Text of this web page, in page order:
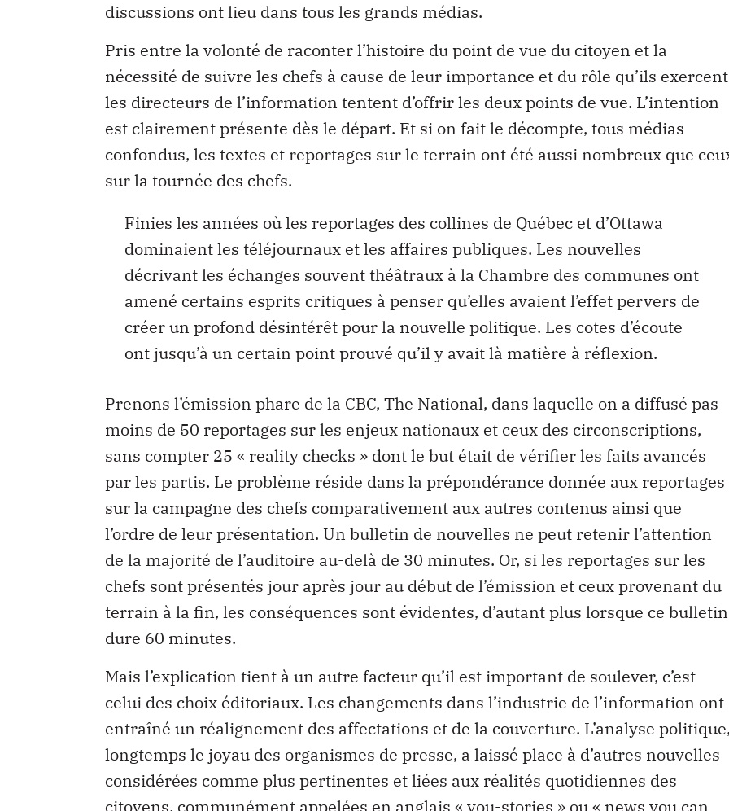
discussions ont lieu dans tous les grands médias.
Pris entre la volonté de raconter l’histoire du point de vue du citoyen et la
nécessité de suivre les chefs à cause de leur importance et du rôle qu’ils
les directeurs de l’information tentent d’offrir les deux points de vue. L’intention
est clairement présente dès le départ. Et si on fait le décompte, tous médias
confondus, les textes et reportages sur le terrain ont été aussi nombreux que
sur la tournée des chefs.
Finies les années où les reportages des collines de Québec et d’Ottawa
dominaient les téléjournaux et les affaires publiques. Les nouvelles
décrivant les échanges souvent théâtraux à la Chambre des communes ont
amené certains esprits critiques à penser qu’elles avaient l’effet pervers de
créer un profond désintérêt pour la nouvelle politique. Les cotes d’écoute
ont jusqu’à un certain point prouvé qu’il y avait là matière à réflexion.
Prenons l’émission phare de la CBC, The National, dans laquelle on a diffusé pas
moins de 50 reportages sur les enjeux nationaux et ceux des circonscriptions,
sans compter 25 « reality checks » dont le but était de vérifier les faits avancés
par les partis. Le problème réside dans la prépondérance donnée aux reportages
sur la campagne des chefs comparativement aux autres contenus ainsi que
l’ordre de leur présentation. Un bulletin de nouvelles ne peut retenir l’attention
de la majorité de l’auditoire au-delà de 30 minutes. Or, si les reportages sur les
chefs sont présentés jour après jour au début de l’émission et ceux provenant du
terrain à la fin, les conséquences sont évidentes, d’autant plus lorsque ce bulletin
dure 60 minutes.
Mais l’explication tient à un autre facteur qu’il est important de soulever, c’est
celui des choix éditoriaux. Les changements dans l’industrie de l’information ont
entraîné un réalignement des affectations et de la couverture. L’analyse
longtemps le joyau des organismes de presse, a laissé place à d’autres nouvelles
considérées comme plus pertinentes et liées aux réalités quotidiennes des
citoyens, communément appelées en anglais « you-stories » ou « news you can